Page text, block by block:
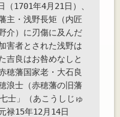
1701年4月21日）、
主・浅野長矩（内匠
介）に刃傷に及んだ
害者とされた浅野は
吉良はお咎めなしと
穂藩国家老・大石良
浪士（赤穂藩の旧藩
士」（あこうしじゅ
禄15年12月14日